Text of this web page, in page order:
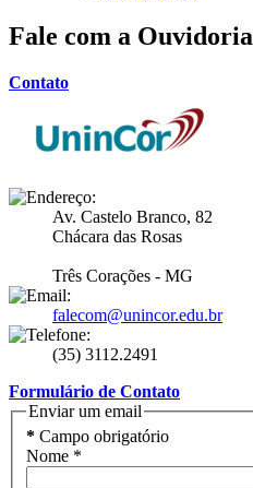
Fale com a Ouvidoria
Contato
Av. Castelo Branco, 82
Chácara das Rosas
Três Corações - MG
falecom@unincor.edu.br
(35) 3112.2491
Formulário de Contato
Enviar um email
* Campo obrigatório
Nome *